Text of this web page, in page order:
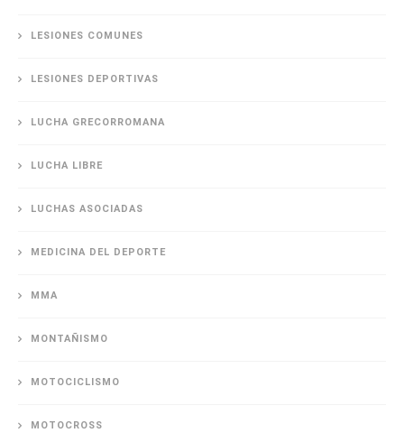
LESIONES COMUNES
LESIONES DEPORTIVAS
LUCHA GRECORROMANA
LUCHA LIBRE
LUCHAS ASOCIADAS
MEDICINA DEL DEPORTE
MMA
MONTAÑISMO
MOTOCICLISMO
MOTOCROSS